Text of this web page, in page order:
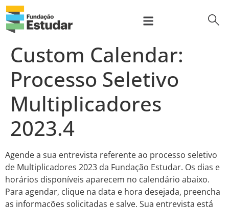
o
conteúdo
Custom Calendar:
Processo Seletivo
Multiplicadores
2023.4
Agende a sua entrevista referente ao processo seletivo
de Multiplicadores 2023 da Fundação Estudar. Os dias e
horários disponíveis aparecem no calendário abaixo.
Para agendar, clique na data e hora desejada, preencha
as informações solicitadas e salve. Sua entrevista está